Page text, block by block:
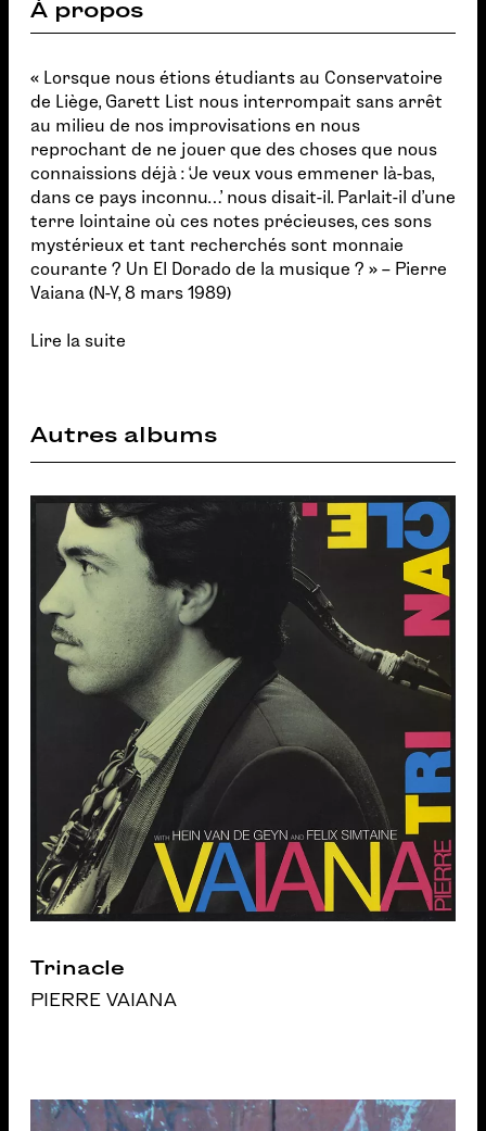
À propos
« Lorsque nous étions étudiants au Conservatoire
de Liège, Garett List nous interrompait sans arrêt
au milieu de nos improvisations en nous
reprochant de ne jouer que des choses que nous
connaissions déjà : ‘Je veux vous emmener là-bas,
dans ce pays inconnu…’ nous disait-il. Parlait-il d’une
terre lointaine où ces notes précieuses, ces sons
mystérieux et tant recherchés sont monnaie
courante ? Un El Dorado de la musique ? » – Pierre
Vaiana (N-Y, 8 mars 1989)
Lire la suite
Autres albums
Trinacle
PIERRE VAIANA